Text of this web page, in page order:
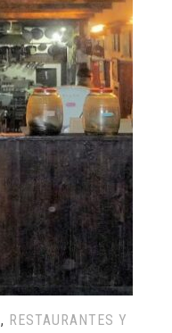
, RESTAURANTES Y